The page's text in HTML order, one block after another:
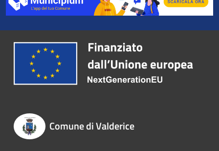
Comune di Valderice